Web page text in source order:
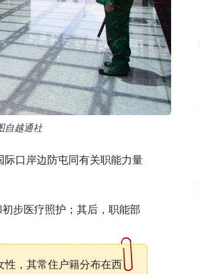
自越通社
口岸边防屯同有关职能力量
步医疗照护；其后，职能部
性，其常住户籍分布在西